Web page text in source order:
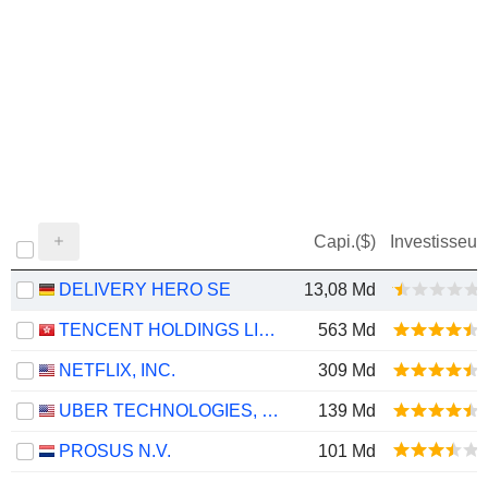
Capi.($) Investisseur
DELIVERY HERO SE 13,08 Md
TENCENT HOLDINGS LIMITED 563 Md
NETFLIX, INC. 309 Md
UBER TECHNOLOGIES, INC. 139 Md
PROSUS N.V. 101 Md